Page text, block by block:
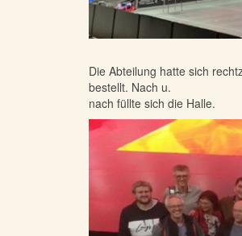
Die Abteilung hatte sich
bestellt. Nach u.
nach füllte sich die Halle.